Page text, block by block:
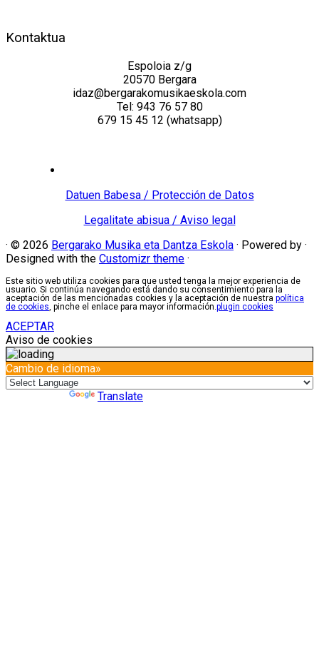
Kontaktua
Espoloia z/g
20570 Bergara
idaz@bergarakomusikaeskola.com
Tel: 943 76 57 80
679 15 45 12 (whatsapp)
Datuen Babesa / Protección de Datos
Legalitate abisua / Aviso legal
· © 2026 Bergarako Musika eta Dantza Eskola · Powered by ·
Designed with the Customizr theme ·
Este sitio web utiliza cookies para que usted tenga la mejor experiencia de
usuario. Si continúa navegando está dando su consentimiento para la
aceptación de las mencionadas cookies y la aceptación de nuestra política
de cookies , pinche el enlace para mayor información. plugin cookies
ACEPTAR
Aviso de cookies
Cambio de idioma»
Translate